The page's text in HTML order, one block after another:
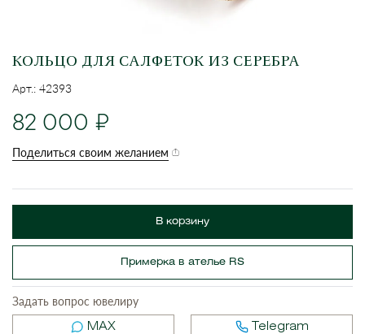
КОЛЬЦО ДЛЯ САЛФЕТОК ИЗ СЕРЕБРА
Арт.: 42393
82 000
Поделиться своим желанием
В корзину
Примерка в ателье RS
Задать вопрос ювелиру
MAX Telegram